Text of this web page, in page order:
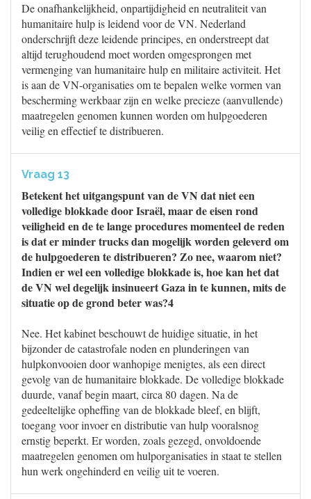
De onafhankelijkheid, onpartijdigheid en neutraliteit van
humanitaire hulp is leidend voor de VN. Nederland
onderschrijft deze leidende principes, en onderstreept dat
altijd terughoudend moet worden omgesprongen met
vermenging van humanitaire hulp en militaire activiteit. Het
is aan de VN-organisaties om te bepalen welke vormen van
bescherming werkbaar zijn en welke precieze (aanvullende)
maatregelen genomen kunnen worden om hulpgoederen
veilig en effectief te distribueren.
Vraag 13
Betekent het uitgangspunt van de VN dat niet een
volledige blokkade door Israël, maar de eisen rond
veiligheid en de te lange procedures momenteel de reden
is dat er minder trucks dan mogelijk worden geleverd om
de hulpgoederen te distribueren? Zo nee, waarom niet?
Indien er wel een volledige blokkade is, hoe kan het dat
de VN wel degelijk insinueert Gaza in te kunnen, mits de
situatie op de grond beter was?4
Nee. Het kabinet beschouwt de huidige situatie, in het
bijzonder de catastrofale noden en plunderingen van
hulpkonvooien door wanhopige menigtes, als een direct
gevolg van de humanitaire blokkade. De volledige blokkade
duurde, vanaf begin maart, circa 80 dagen. Na de
gedeeltelijke opheffing van de blokkade bleef, en blijft,
toegang voor invoer en distributie van hulp vooralsnog
ernstig beperkt. Er worden, zoals gezegd, onvoldoende
maatregelen genomen om hulporganisaties in staat te stellen
hun werk ongehinderd en veilig uit te voeren.